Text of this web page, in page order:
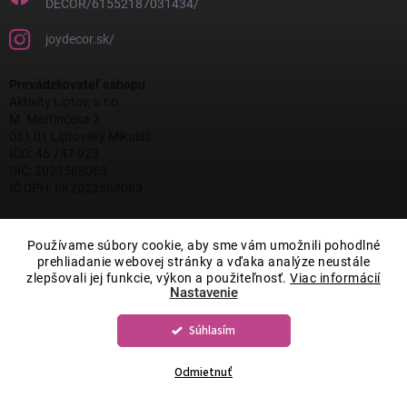
Používame súbory cookie, aby sme vám umožnili pohodlné
prehliadanie webovej stránky a vďaka analýze neustále
zlepšovali jej funkcie, výkon a použiteľnosť.Viac informácií
Nastavenie
Odmietnuť
Súhlasím
DECOR/61552187031434/
joydecor.sk/
Informácie pre vás
Všeobecné obchodné podmienky
Podmienky ochrany osobných údajov
Reklamačný poriadok
Veľkoobchodná spolupráca